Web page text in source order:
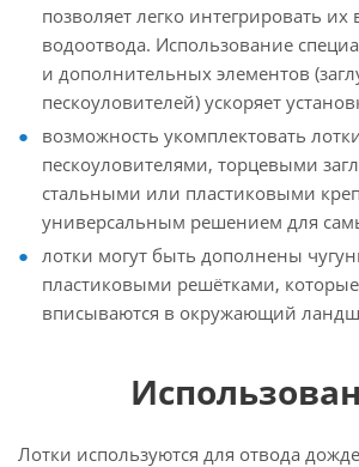
позволяет легко интегрировать их
водоотвода. Использование
и дополнительных элементов
пескоуловителей) ускоряет
возможность укомплектовать
пескоуловителями, торцевыми
стальными или пластиковыми
универсальным решением для
лотки могут быть дополнены
пластиковыми решётками,
вписываются в окружающий
Лотки используются для отвода